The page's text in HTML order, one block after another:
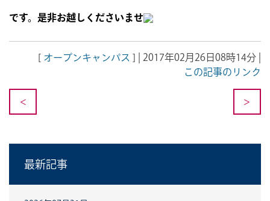
です。是非お越しくださいませ
[ オープンキャンパス ] | 2017年02月26日08時14分 |
この記事のリンク
< >
最新記事